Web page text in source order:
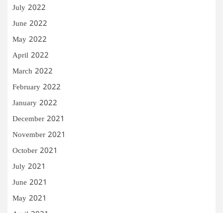
July 2022
June 2022
May 2022
April 2022
March 2022
February 2022
January 2022
December 2021
November 2021
October 2021
July 2021
June 2021
May 2021